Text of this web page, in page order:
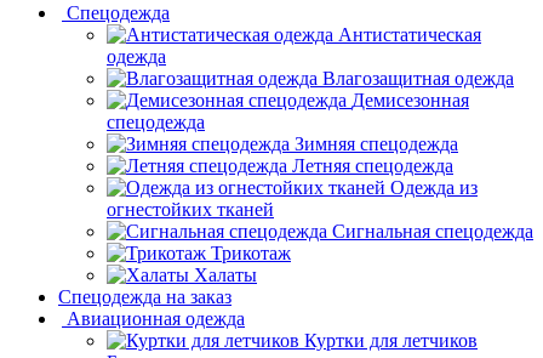
Спецодежда
Антистатическая
одежда
Влагозащитная одежда
Демисезонная
спецодежда
Зимняя спецодежда
Летняя спецодежда
Одежда из
огнестойких тканей
Сигнальная спецодежда
Трикотаж
Халаты
Спецодежда на заказ
Авиационная одежда
Куртки для летчиков